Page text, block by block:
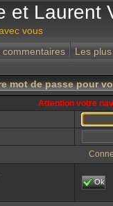
et Laurent
vous
commentaires Les
mot de passe pour
Attention votre
Ok